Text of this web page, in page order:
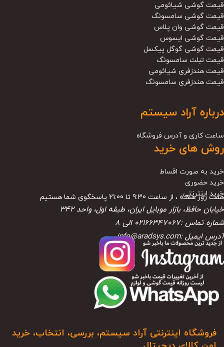
قیمت گوشی شیائومی
قیمت گوشی سامسونگ
قیمت گوشی وان پلاس
قیمت گوشی ایسوس
قیمت گوشی گوگل پیکسل
قیمت تبلت سامسونگ
قیمت هندزفری شیائومی
قیمت هندزفری سامسونگ
درباره آراد سیستم
ساعت کاری و آدرس فروشگاه
روش های خرید
خرید به صورت اقساط
خرید حضوری
خرید اینترنتی
هفت روز هفته ، از ساعت 9:30 تا 21:00 پاسخگوی شما هستیم
خیابان حافظ، بازار موبایل ایران، طبقه اول، واحد ۳۴۲
شماره تماس :02166347067 الی 8
آدرس ایمیل :info@aradsys.com
فروشگاه اینترنتی آراد سیستم، بررسی، انتخاب، خرید